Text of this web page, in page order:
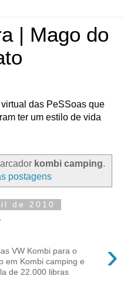
| Mago do
das PeSSoas que
ter um estilo de vida
kombi camping.
postagens
de 2010
›
VW Kombi para o
em Kombi camping e
de 22.000 libras